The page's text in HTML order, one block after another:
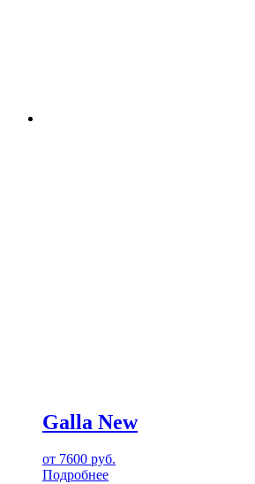
Galla New
от 7600 руб.
Подробнее